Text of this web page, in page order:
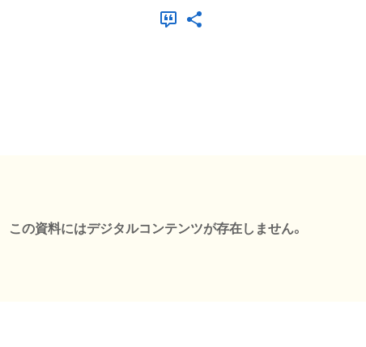
この資料にはデジタルコンテンツが存在しません。